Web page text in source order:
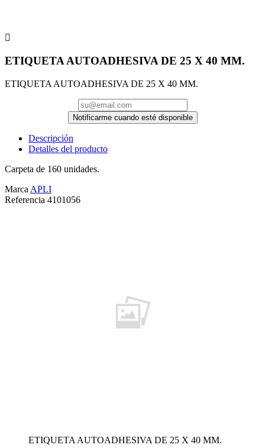

ETIQUETA AUTOADHESIVA DE 25 X 40 MM.
ETIQUETA AUTOADHESIVA DE 25 X 40 MM.
Notificarme cuando esté disponible
Descripción
Detalles del producto
Carpeta de 160 unidades.
Marca APLI
Referencia 4101056
ETIQUETA AUTOADHESIVA DE 25 X 40 MM.